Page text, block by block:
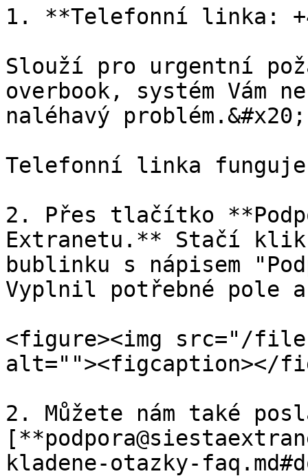
1. **Telefonní linka:
Slouží pro urgentní
overbook, systém Vám
naléhavý problém.&#x20;
Telefonní linka
2. Přes tlačítko
Extranetu.** Stačí
bublinku s nápisem
Vyplnil potřebné pole
<figure><img src="/files/
alt=""><figcaption></
2. Můžete nám také
kladene-otazky-